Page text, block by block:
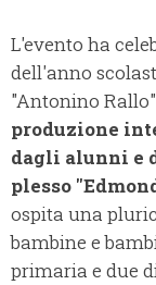
L'evento ha
dell'anno
"Antonino
produzione
dagli alunni e
plesso
ospita una
bambine e
primaria e due